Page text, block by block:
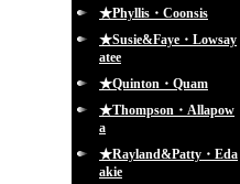
★Phyllis・Coonsis
★Susie&Faye・Lowsay
atee
★Quinton・Quam
★Thompson・Allapow
a
★Rayland&Patty・Eda
akie